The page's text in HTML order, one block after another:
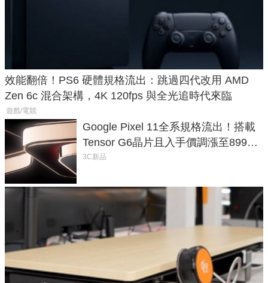
效能翻倍！PS6 硬體規格流出：跳過四代改用 AMD
Zen 6c 混合架構，4K 120fps 與全光追時代來臨
遊戲/電競
Google Pixel 11全系規格流出！搭載
Tensor G6晶片且入手價調漲至899美
元
3C新品